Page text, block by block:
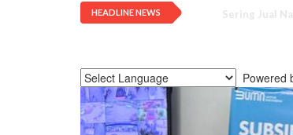
HEADLINE NEWS Pengadilan
Powered